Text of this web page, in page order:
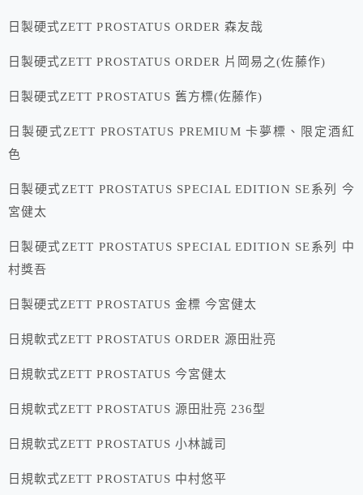
日製硬式ZETT PROSTATUS ORDER 森友哉
日製硬式ZETT PROSTATUS ORDER 片岡易之(佐藤作)
日製硬式ZETT PROSTATUS 舊方標(佐藤作)
日製硬式ZETT PROSTATUS PREMIUM 卡夢標、限定酒紅
色
日製硬式ZETT PROSTATUS SPECIAL EDITION SE系列 今
宮健太
日製硬式ZETT PROSTATUS SPECIAL EDITION SE系列 中
村獎吾
日製硬式ZETT PROSTATUS 金標 今宮健太
日規軟式ZETT PROSTATUS ORDER 源田壯亮
日規軟式ZETT PROSTATUS 今宮健太
日規軟式ZETT PROSTATUS 源田壯亮 236型
日規軟式ZETT PROSTATUS 小林誠司
日規軟式ZETT PROSTATUS 中村悠平